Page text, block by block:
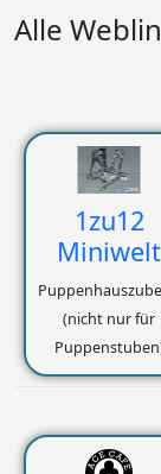
Alle
1zu12
Miniwelt
(nicht nur für